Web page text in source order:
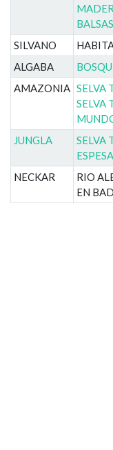
BALSAS
SILVANO
ALGABA
AMAZONIA SELVA
SELVA
JUNGLA
SELVA
ESPESA
NECKAR
RIO
EN